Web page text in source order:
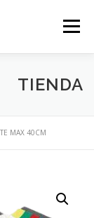
Menú
TIENDA
MAX 40CM